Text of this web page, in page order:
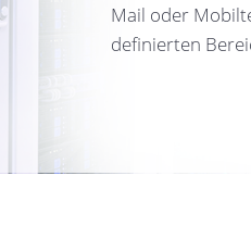
Mail oder
definierten